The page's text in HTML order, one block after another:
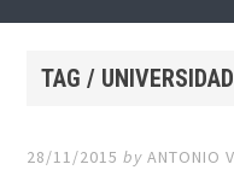
TAG / UNIVERSIDAD
28/11/2015 byANTONIO